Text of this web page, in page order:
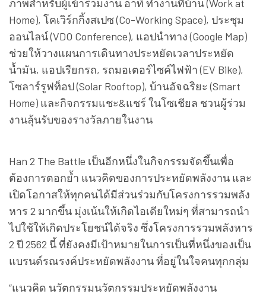
ภาพสำหรับผู้เข้าร่วมงาน อาทิ ทำงานที่บ้าน (Work at
Home), โคเวิร์กกิ้งสเปซ (Co-Working Space), ประชุม
ออนไลน์ (VDO Conference), แอปนำทาง (Google Map)
ช่วยให้วางแผนการเดินทางประหยัดเวลาประหยัด
น้ำมัน, แอปเรียกรถ, รถมอเตอร์ไซค์ไฟฟ้า (EV Bike),
โซลาร์รูฟท็อป (Solar Rooftop), บ้านอัจฉริยะ (Smart
Home) และกิจกรรมแชะ&แชร์ ในโซเชียล ชวนผู้ร่วม
งานลุ้นรับของรางวัลภายในงาน
Han 2 The Battle เป็นอีกหนึ่งในกิจกรรมจัดขึ้นเพื่อ
ต้องการตอกย้ำ แนวคิดของการประหยัดพลังงาน และ
เปิดโอกาสให้ทุกคนได้มีส่วนร่วมกับโครงการรวมพลัง
หาร 2 มากขึ้น มุ่งเน้นให้เกิดไอเดียใหม่ๆ ที่สามารถนำ
ไปใช้ให้เกิดประโยชน์ได้จริง ซึ่งโครงการรวมพลังหาร
2 ปี 2562 นี้ ที่ยังคงมีเป้าหมายในการเป็นที่หนึ่งของเป็น
แบรนด์รณรงค์ประหยัดพลังงาน ที่อยู่ในใจคนทุกกลุ่ม
“แนวคิด นวัตกรรมนวัตกรรมประหยัดพลังงาน